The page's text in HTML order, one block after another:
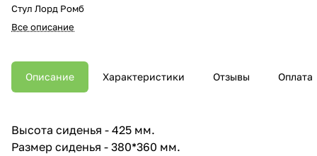
Стул Лорд Ромб
Все описание
Описание Характеристики Отзывы Оплата
Высота сиденья - 425 мм.
Размер сиденья - 380*360 мм.